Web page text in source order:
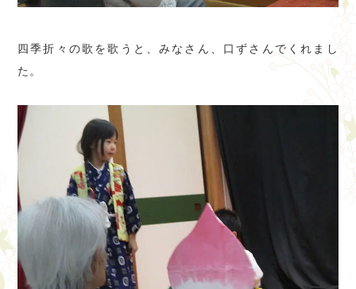
四季折々の歌を歌うと、みなさん、口ずさんでくれまし
た。